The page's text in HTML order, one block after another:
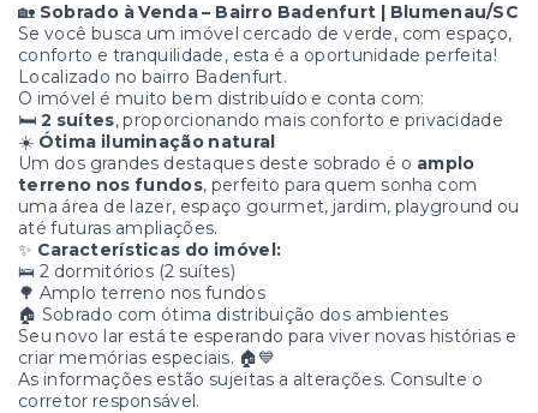
🏡 Sobrado à Venda – Bairro Badenfurt | Blumenau/SC
Se você busca um imóvel cercado de verde, com espaço,
conforto e tranquilidade, esta é a oportunidade perfeita!
Localizado no bairro Badenfurt.
O imóvel é muito bem distribuído e conta com:
🛏 2 suítes, proporcionando mais conforto e privacidade
☀️ Ótima iluminação natural
Um dos grandes destaques deste sobrado é o amplo
terreno nos fundos, perfeito para quem sonha com
uma área de lazer, espaço gourmet, jardim, playground ou
até futuras ampliações.
✨ Características do imóvel:
🛌 2 dormitórios (2 suítes)
🌳 Amplo terreno nos fundos
🏠 Sobrado com ótima distribuição dos ambientes
Seu novo lar está te esperando para viver novas histórias e
criar memórias especiais. 🏠💙
As informações estão sujeitas a alterações. Consulte o
corretor responsável.